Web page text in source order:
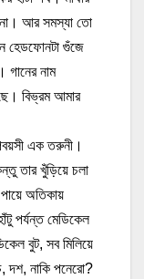
আর সমস্যা তো
হেডফোনটা গুঁজে
গানের নাম
বিভ্রম আমার
এক তরুনী।
তার খুঁড়িয়ে চলা
অতিকায়
পর্যন্ত মেডিকেল
বুট, সব মিলিয়ে
দশ, নাকি পনেরো?